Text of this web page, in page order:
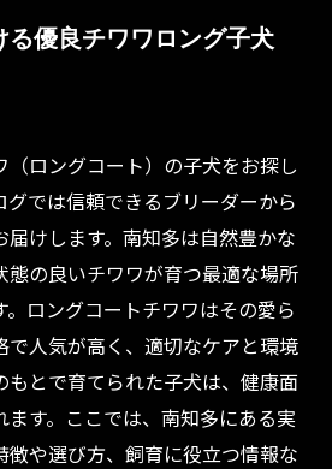
優良チワワロング子犬
（ロングコート）の子犬をお探し
では信頼できるブリーダーから
けします。南知多は自然豊かな
態の良いチワワが育つ最適な場所
。ロングコートチワワはその愛ら
で人気が高く、適切なケアと環境
もとで育てられた子犬は、健康面
す。ここでは、南知多にある実
や選び方、飼育に役立つ情報な